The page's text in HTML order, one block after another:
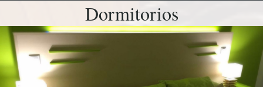
Dormitorios